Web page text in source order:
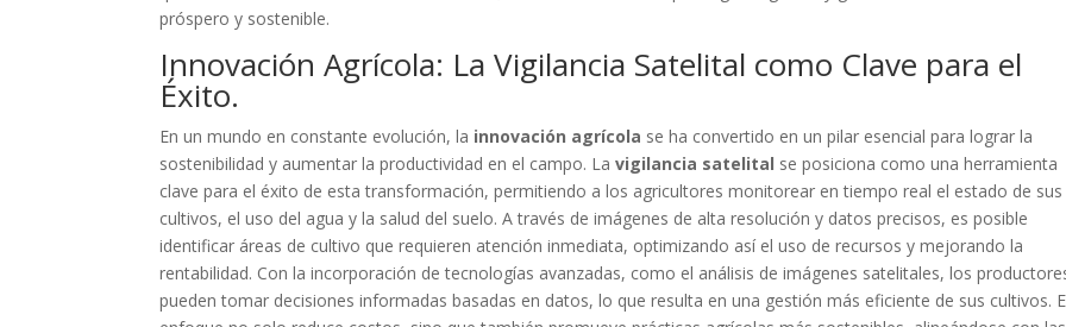
próspero y sostenible.
Innovación Agrícola: La Vigilancia Satelital como Clave para el
Éxito.
En un mundo en constante evolución, la innovación agrícola se ha convertido en un pilar esencial para lograr la
sostenibilidad y aumentar la productividad en el campo. Lavigilancia satelital se posiciona como una herramienta
clave para el éxito de esta transformación, permitiendo a los agricultores monitorear en tiempo real el estado de sus
cultivos, el uso del agua y la salud del suelo. A través de imágenes de alta resolución y datos precisos, es posible
identificar áreas de cultivo que requieren atención inmediata, optimizando así el uso de recursos y mejorando la
rentabilidad. Con la incorporación de tecnologías avanzadas, como el análisis de imágenes satelitales, los
pueden tomar decisiones informadas basadas en datos, lo que resulta en una gestión más eficiente de sus cultivos.